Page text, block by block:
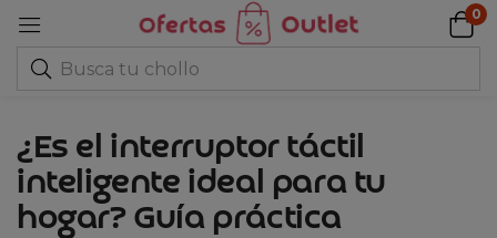
0
¿Es el interruptor táctil
inteligente ideal para tu
hogar? Guía práctica